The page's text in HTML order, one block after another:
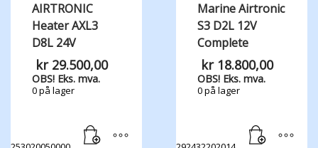
AIRTRONIC
Heater AXL3
D8L 24V
kr29.500,00
OBS! Eks. mva.
0 på lager
Marine Airtronic
S3 D2L 12V
Complete
kr18.800,00
OBS! Eks. mva.
0 på lager